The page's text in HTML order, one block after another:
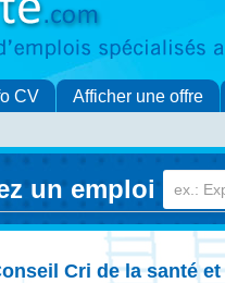
CV Afficher une offre
un emploi
Cri de la santé